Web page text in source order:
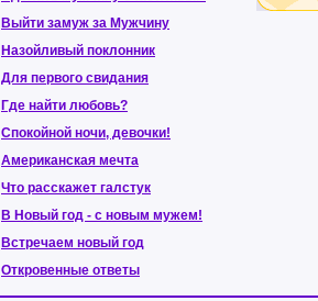
Выйти замуж за Мужчину
Назойливый поклонник
Для первого свидания
Где найти любовь?
Спокойной ночи, девочки!
Американская мечта
Что расскажет галстук
В Новый год - с новым мужем!
Встречаем новый год
Откровенные ответы